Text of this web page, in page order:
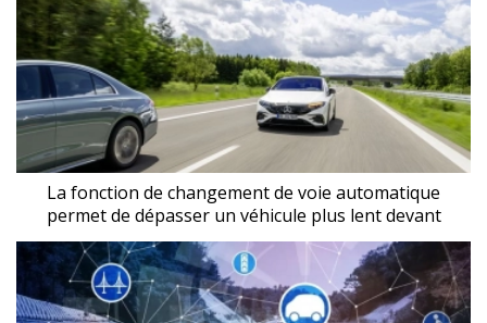
La fonction de changement de voie automatique
permet de dépasser un véhicule plus lent devant